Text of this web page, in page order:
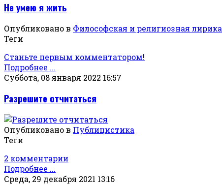
Не умею я жить
Опубликовано в Философская и религиозная лирика
Теги
Станьте первым комментатором!
Подробнее ...
Суббота, 08 января 2022 16:57
Разрешите отчитаться
Опубликовано в Публицистика
Теги
2 комментарии
Подробнее ...
Среда, 29 декабря 2021 13:16